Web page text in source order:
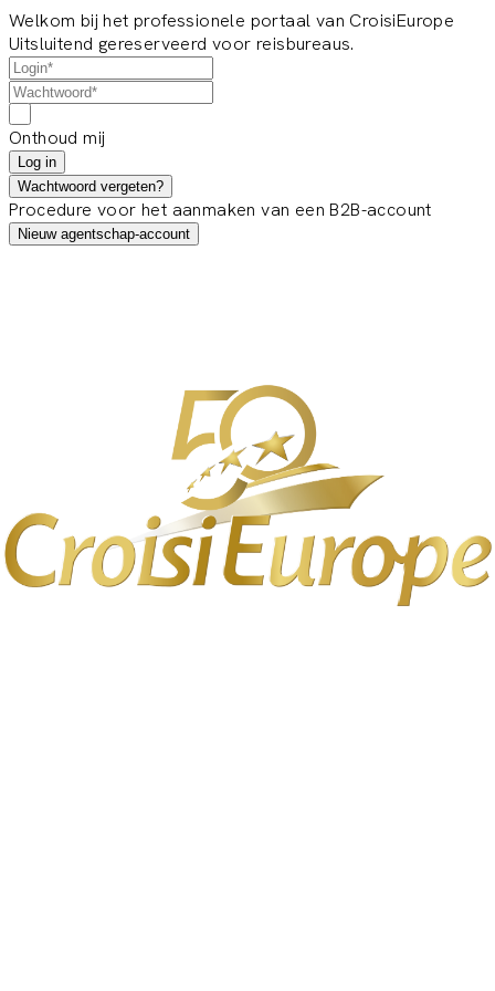
Welkom bij het professionele portaal van CroisiEurope
Uitsluitend gereserveerd voor reisbureaus.
Onthoud mij
Log in
Wachtwoord vergeten?
Procedure voor het aanmaken van een B2B-account
Nieuw agentschap-account